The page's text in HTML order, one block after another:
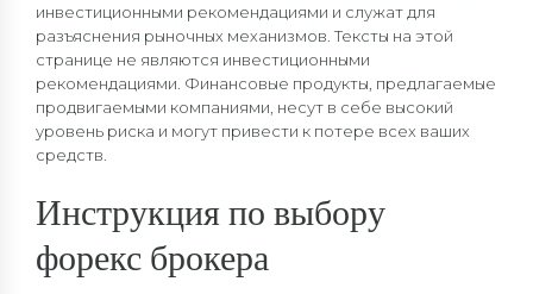
инвестиционными рекомендациями и служат для
разъяснения рыночных механизмов. Тексты на этой
странице не являются инвестиционными
рекомендациями. Финансовые продукты, предлагаемые
продвигаемыми компаниями, несут в себе высокий
уровень риска и могут привести к потере всех ваших
средств.
Инструкция по выбору
форекс брокера